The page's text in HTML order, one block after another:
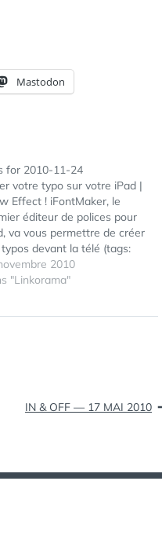
Mastodon
for 2010-11-24
votre typo sur votre iPad |
Effect ! iFontMaker, le
éditeur de polices pour
va vous permettre de créer
devant la télé (tags:
typography ipad apple) La
espionnerait des
2010
"Linkorama"
IN & OFF — 17 MAI 2010